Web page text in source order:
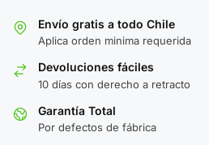
Envío gratis a todo Chile
Aplica orden minima requerida
Devoluciones fáciles
10 días con derecho a retracto
Garantía Total
Por defectos de fábrica